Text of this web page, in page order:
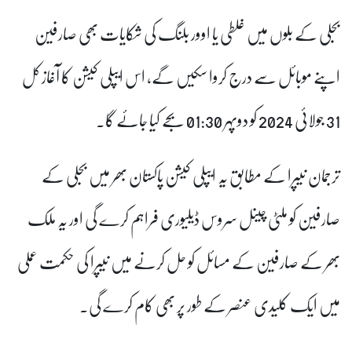
بجلی کے بلوں میں غلطی یا اوور بلنگ کی شکایات بھی صارفین
اپنے موبائل سے درج کروا سکیں گے، اس ایپلی کیشن کا آغاز کل
31 جولائی 2024 کو دوپہر 01:30 بجے کیا جائے گا۔
ترجمان نیپرا کے مطابق یہ ایپلی کیشن پاکستان بھر میں بجلی کے
صارفین کو ملٹی چینل سروس ڈیلیوری فراہم کرے گی اور یہ ملک
بھر کے صارفین کے مسائل کو حل کرنے میں نیپرا کی حکمت عملی
میں ایک کلیدی عنصر کے طور پر بھی کام کرے گی۔